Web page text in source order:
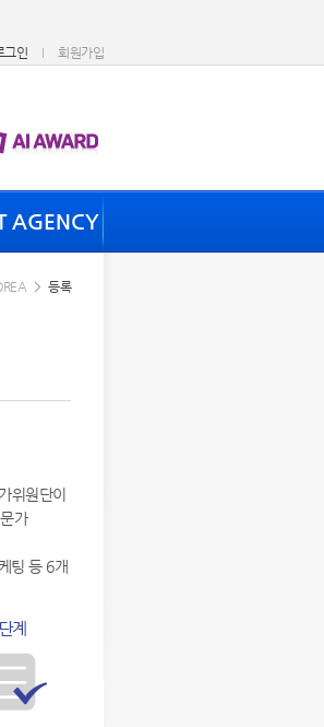
그인 회원가입
AGENCY
등록
위원단이
가
팅 등 6개